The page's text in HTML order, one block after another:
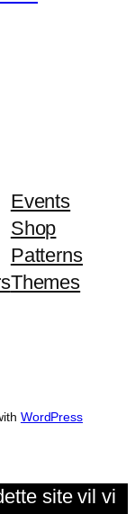
Events
Shop
Patterns
Themes
WordPress
site vil vi